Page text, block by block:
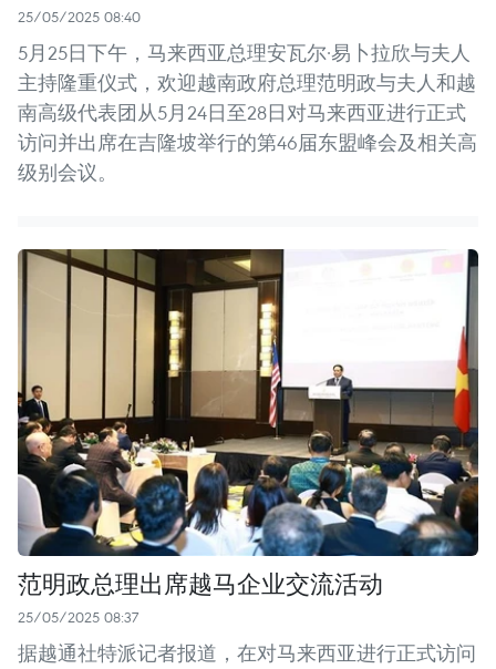
25/05/2025 08:40
5月25日下午，马来西亚总理安瓦尔·易卜拉欣与夫人
主持隆重仪式，欢迎越南政府总理范明政与夫人和越
南高级代表团从5月24日至28日对马来西亚进行正式
访问并出席在吉隆坡举行的第46届东盟峰会及相关高
级别会议。
范明政总理出席越马企业交流活动
25/05/2025 08:37
据越通社特派记者报道，在对马来西亚进行正式访问